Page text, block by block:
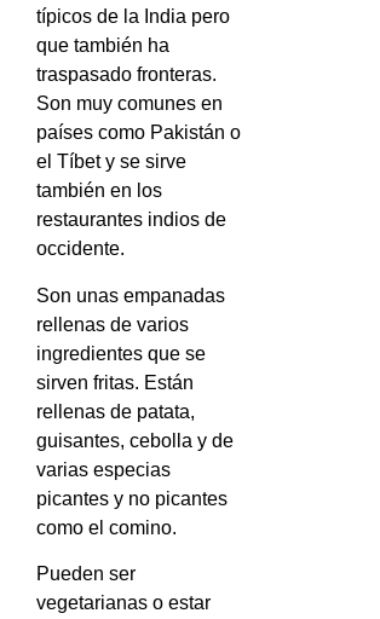
típicos de la India pero
que también ha
traspasado fronteras.
Son muy comunes en
países como Pakistán o
el Tíbet y se sirve
también en los
restaurantes indios de
occidente.
Son unas empanadas
rellenas de varios
ingredientes que se
sirven fritas. Están
rellenas de patata,
guisantes, cebolla y de
varias especias
picantes y no picantes
como el comino.
Pueden ser
vegetarianas o estar